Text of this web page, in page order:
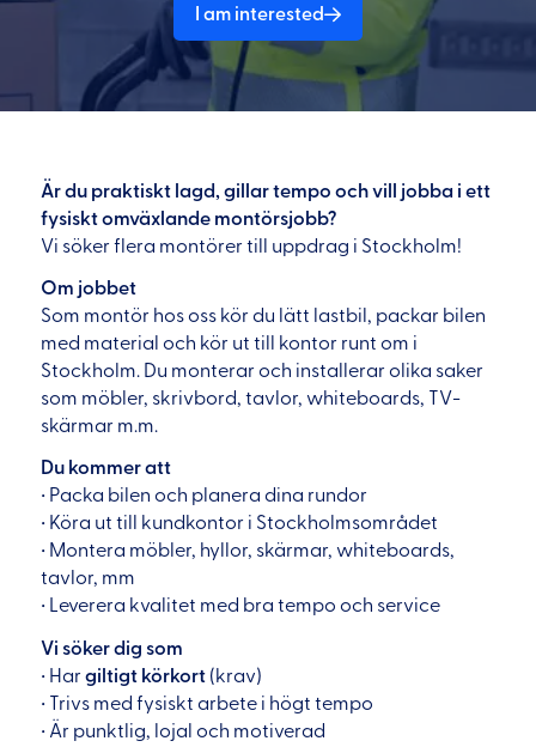
I am interested
Är du praktiskt lagd, gillar tempo och vill jobba i ett
fysiskt omväxlande montörsjobb?
Vi söker flera montörer till uppdrag i Stockholm!
Om jobbet
Som montör hos oss kör du lätt lastbil, packar bilen
med material och kör ut till kontor runt om i
Stockholm. Du monterar och installerar olika saker
som möbler, skrivbord, tavlor, whiteboards, TV-
skärmar m.m.
Du kommer att
• Packa bilen och planera dina rundor
• Köra ut till kundkontor i Stockholmsområdet
• Montera möbler, hyllor, skärmar, whiteboards,
tavlor, mm
• Leverera kvalitet med bra tempo och service
Vi söker dig som
• Hargiltigt körkort(krav)
• Trivs med fysiskt arbete i högt tempo
• Är punktlig, lojal och motiverad